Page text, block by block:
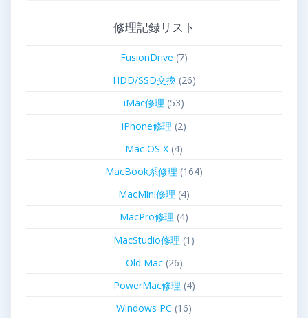
修理記録リスト
FusionDrive (7)
HDD/SSD交換(26)
iMac修理 (53)
iPhone修理 (2)
Mac OS X (4)
MacBook系修理 (164)
MacMini修理 (4)
MacPro修理 (4)
MacStudio修理 (1)
Old Mac(26)
PowerMac修理 (4)
Windows PC (16)